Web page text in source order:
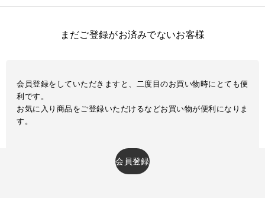
まだご登録がお済みでないお客様
会員登録をしていただきますと、二度目のお買い物時にとても便
利です。
お気に入り商品をご登録いただけるなどお買い物が便利になりま
す。
会員登録